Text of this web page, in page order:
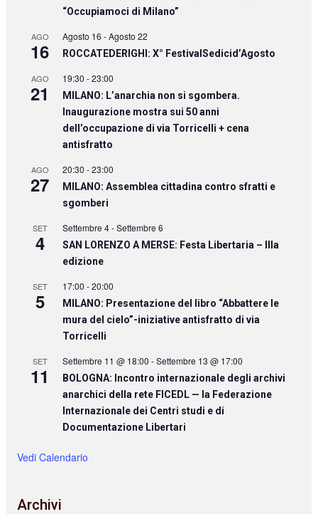
“Occupiamoci di Milano”
AGO
16
Agosto 16 -Agosto 22
ROCCATEDERIGHI: X° FestivalSedicid’Agosto
AGO
21
19:30 -23:00
MILANO: L’anarchia non si sgombera.
Inaugurazione mostra sui 50 anni
dell’occupazione di via Torricelli + cena
antisfratto
AGO
27
20:30 -23:00
MILANO: Assemblea cittadina contro sfratti e
sgomberi
SET
4
Settembre 4-Settembre 6
SAN LORENZO A MERSE: Festa Libertaria – IIIa
edizione
SET
5
17:00 -20:00
MILANO: Presentazione del libro “Abbattere le
mura del cielo”-iniziative antisfratto di via
Torricelli
SET
11
Settembre 11 @ 18:00 -Settembre 13 @ 17:00
BOLOGNA: Incontro internazionale degli archivi
anarchici della rete FICEDL — la Federazione
Internazionale dei Centri studi e di
Documentazione Libertari
Vedi Calendario
Archivi